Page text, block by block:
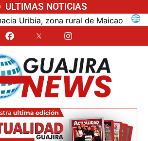
ULTIMAS NOTICIAS
zona rural de Maicao